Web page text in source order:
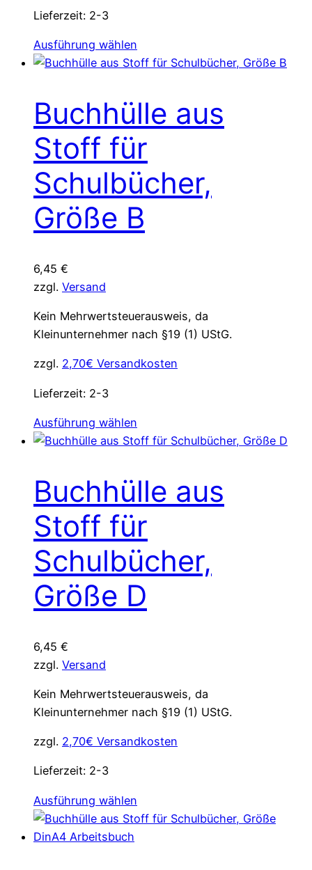
Lieferzeit: 2-3
Ausführung wählen
Produkt
Varianten
Die
Optionen
können
auf
der
Buchhülle aus
Stoff für
Schulbücher,
Größe B
6,45 €
zzgl. Versand
Kein Mehrwertsteuerausweis, da
Kleinunternehmer nach §19 (1) UStG.
zzgl. 2,70€ Versandkosten
Lieferzeit: 2-3
Ausführung wählen
Produkt
Varianten
Die
Optionen
können
auf
der
Buchhülle aus
Stoff für
Schulbücher,
Größe D
6,45 €
zzgl. Versand
Kein Mehrwertsteuerausweis, da
Kleinunternehmer nach §19 (1) UStG.
zzgl. 2,70€ Versandkosten
Lieferzeit: 2-3
Ausführung wählen
Produkt